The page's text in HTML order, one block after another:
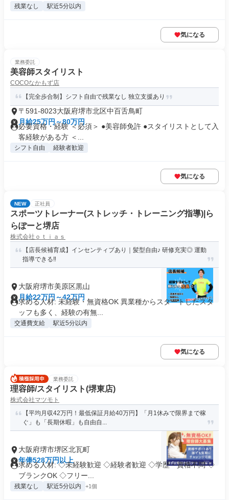
残業なし 駅近5分以内
気になる
業務委託
美容師スタイリスト
COCOなかもず店
【完全歩合制】シフト自由で残業なし 独立支援あり
〒591-8023大阪府堺市北区中百舌鳥町
月給25万円～80万円
必要資格・経験 ＜必須＞ ●美容師免許 ●スタイリストとして入
客経験がある方 ＜...
シフト自由 経験者歓迎
気になる
NEW 正社員
スポーツトレーナー(ストレッチ・トレーニング指導)|ら
らぽーと堺店
株式会社ｏｔｉａｓ
【店長候補育成】インセンティブあり｜髪型自由♪ 研修充実◎ 運動
指導できる‼
大阪府堺市美原区黒山
月給22万円～42万円
求める人材: 未経験・無資格OK 異業種からスタートしたスタ
ッフも多く、経験の有無...
交通費支給 駅近5分以内
気になる
業務委託
理容師/スタイリスト(堺東店)
株式会社マツモト
【平均月収42万円！最低保証月給40万円】「月1休みで限界まで稼
ぐ」も「長期休暇」も自由自...
大阪府堺市堺区北瓦町
年俸528万円以上
求める人材: ◇未経験歓迎 ◇経験者歓迎 ◇学歴・資格不問 ◇
ブランクOK ◇フリー...
残業なし 駅近5分以内 +1個